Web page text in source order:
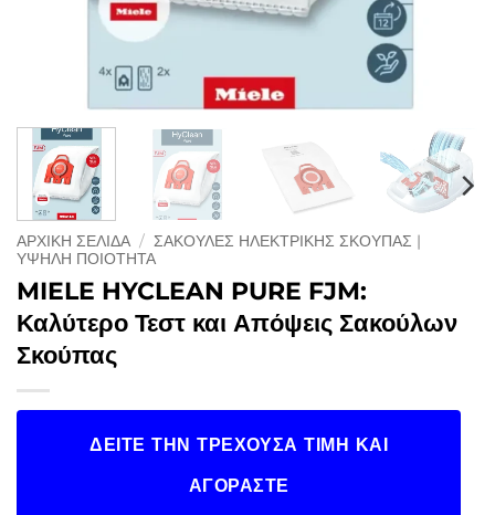
ΑΡΧΙΚΉ ΣΕΛΊΔΑ / ΣΑΚΟΥΛΕΣ ΗΛΕΚΤΡΙΚΗΣ ΣΚΟΥΠΑΣ |
ΥΨΗΛΉ ΠΟΙΌΤΗΤΑ
MIELE HYCLEAN PURE FJM:
Καλύτερο Τεστ και Απόψεις Σακούλων
Σκούπας
ΔΕΊΤΕ ΤΗΝ ΤΡΈΧΟΥΣΑ ΤΙΜΉ ΚΑΙ
ΑΓΟΡΆΣΤΕ